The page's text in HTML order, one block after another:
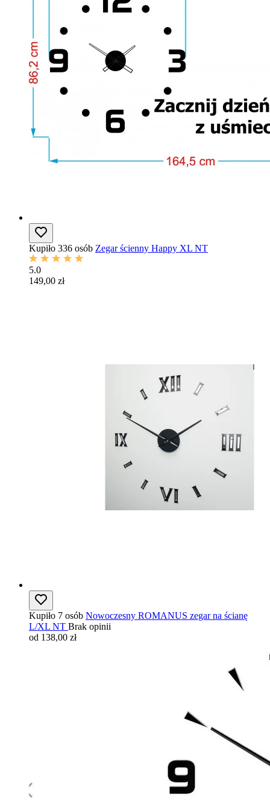
Kupiło 336 osób Zegar ścienny Happy XL NT
5.0
149,00 zł
Kupiło 7 osób Nowoczesny ROMANUS zegar na ścianę
L/XL NT Brak opinii
od 138,00 zł